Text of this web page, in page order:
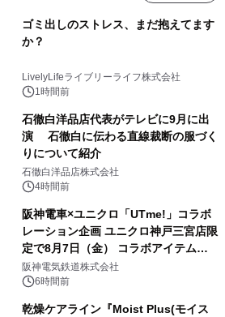
ゴミ出しのストレス、まだ抱えてます
か？
LivelyLifeライブリーライフ株式会社
1時間前
石徹白洋品店代表がテレビに9月に出
演 石徹白に伝わる直線裁断の服づく
りについて紹介
石徹白洋品店株式会社
4時間前
阪神電車×ユニクロ「UTme!」コラボ
レーション企画 ユニクロ神戸三宮店限
定で8月7日（金） コラボアイテムが
発売決定！
阪神電気鉄道株式会社
6時間前
乾燥ケアライン『Moist Plus(モイス